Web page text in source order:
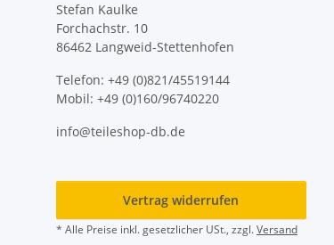
Stefan Kaulke
Forchachstr. 10
86462 Langweid-Stettenhofen
Telefon: +49 (0)821/45519144
Mobil: +49 (0)160/96740220
info@teileshop-db.de
Vertrag widerrufen
* Alle Preise inkl. gesetzlicher USt., zzgl.Versand